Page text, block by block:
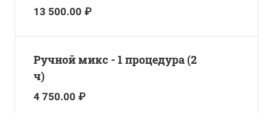
13 500.00 ₽
Ручной микс - 1 процедура (2
ч)
4 750.00 ₽